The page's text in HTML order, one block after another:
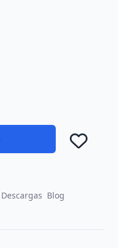
Descargas Blog